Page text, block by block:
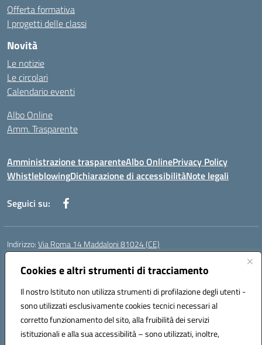
Cookies e altri strumenti di tracciamento
Il nostro Istituto non utilizza strumenti di profilazione degli utenti -
sono utilizzati esclusivamente cookies tecnici necessari al
corretto funzionamento del sito, alla fruibilità dei servizi
istituzionali e alla sua accessibilità – sono utilizzati, inoltre,
Offerta formativa
I progetti delle classi
Novità
Le notizie
Le circolari
Calendario eventi
Albo Online
Amm. Trasparente
Amministrazione trasparenteAlbo OnlinePrivacy Policy
WhistleblowingDichiarazione di accessibilitàNote legali
Seguici su:
Indirizzo:Via Roma 14 Maddaloni 81024 (CE)
Centralino:
Posta elettronica certificata (PEC):ceic8an00r@pec.istruzione.it
Codice fiscale: 80006190617
Codice meccanografico:CEIC8AN00R
Codice Indice delle Pubbliche Amministrazioni (IPA): icmvce
Codice unico di fatturazione (CUF): UFORSV